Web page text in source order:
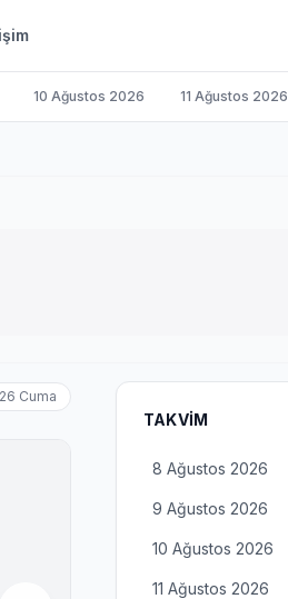
10 Ağustos 2026 11 Ağustos 2026
Cuma
TAKVIM
8 Ağustos 2026
9 Ağustos 2026
10 Ağustos 2026
11 Ağustos 2026